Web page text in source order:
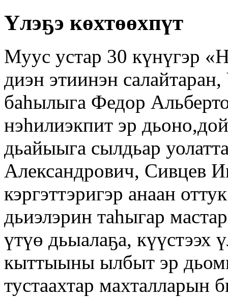
Үлэҕэ көхтөөхпүт
Муус устар 30 күнүгэр
диэн этиинэн
баһылыга Федор
нэһилиэкпит эр
дьайыыга сылдьар
Александрович, Сивцев
кэргэттэригэр анаан
дьиэлэрин таһыгар
үтүө дьыалаҕа, күүстээх
кыттыыны ылбыт эр
тустаахтар махталларын